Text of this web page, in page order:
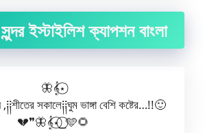
ইস্টাইলিশ ক্যাপশন বাংলা
🦋𝄞⋆⃝
,༐༐শীতের সকালে༐༐ঘুম ভাঙ্গা বেশি কষ্টের…!!🙂
💔❞🦋𝄞⋆⃝⎯⃝🩵🌻